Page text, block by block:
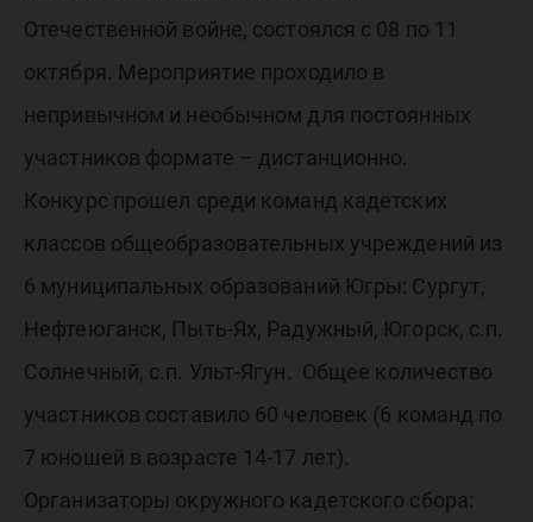
Отечественной войне, состоялся с 08 по 11
октября. Мероприятие проходило в
непривычном и необычном для постоянных
участников формате – дистанционно.
Конкурс прошел среди команд кадетских
классов общеобразовательных учреждений из
6 муниципальных образований Югры: Сургут,
Нефтеюганск, Пыть-Ях, Радужный, Югорск, с.п.
Солнечный, с.п. Ульт-Ягун. Общее количество
участников составило 60 человек (6 команд по
7 юношей в возрасте 14-17 лет).
Организаторы окружного кадетского сбора: